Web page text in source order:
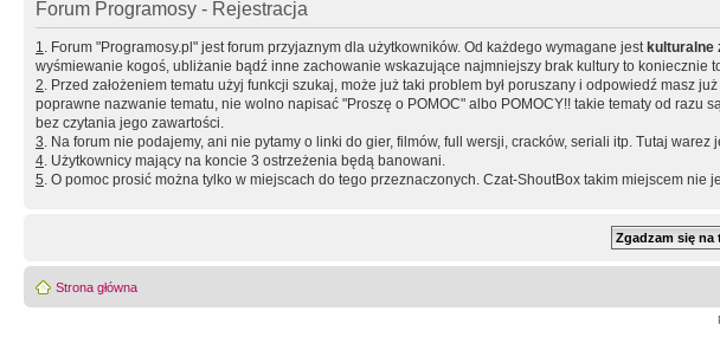
Forum Programosy - Rejestracja
1. Forum "Programosy.pl" jest forum przyjaznym dla użytkowników. Od każdego wymagane jest kulturalne
wyśmiewanie kogoś, ubliżanie bądź inne zachowanie wskazujące najmniejszy brak kultury to koniecznie
2. Przed założeniem tematu użyj funkcji szukaj, może już taki problem był poruszany i odpowiedź masz
poprawne nazwanie tematu, nie wolno napisać "Proszę o POMOC" albo POMOCY!! takie tematy od
bez czytania jego zawartości.
3. Na forum nie podajemy, ani nie pytamy o linki do gier, filmów, full wersji, cracków, seriali itp. Tutaj warez
4. Użytkownicy mający na koncie 3 ostrzeżenia będą banowani.
5. O pomoc prosić można tylko w miejscach do tego przeznaczonych. Czat-ShoutBox takim miejscem nie
Strona główna